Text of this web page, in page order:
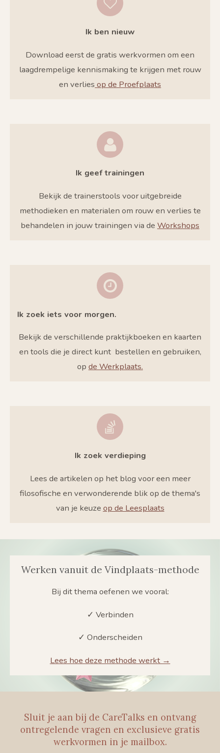
Ik ben nieuw
Download eerst de gratis werkvormen om een
laagdrempelige kennismaking te krijgen met rouw
en verlies op de Proefplaats
Ik geef trainingen
Bekijk de trainerstools voor uitgebreide
methodieken en materialen om rouw en verlies te
behandelen in jouw trainingen via de Workshops
Ik zoek iets voor morgen.
Bekijk de verschillende praktijkboeken en kaarten
en tools die je direct kunt bestellen en gebruiken,
op de Werkplaats.
Ik zoek verdieping
Lees de artikelen op het blog voor een meer
filosofische en verwonderende blik op de thema's
van je keuze op de Leesplaats
Werken vanuit de Vindplaats-methode
Bij dit thema oefenen we vooral:
✓ Verbinden
✓ Onderscheiden
Lees hoe deze methode werkt →
Sluit je aan bij de CareTalks en ontvang
ontregelende vragen en exclusieve gratis
werkvormen in je mailbox.